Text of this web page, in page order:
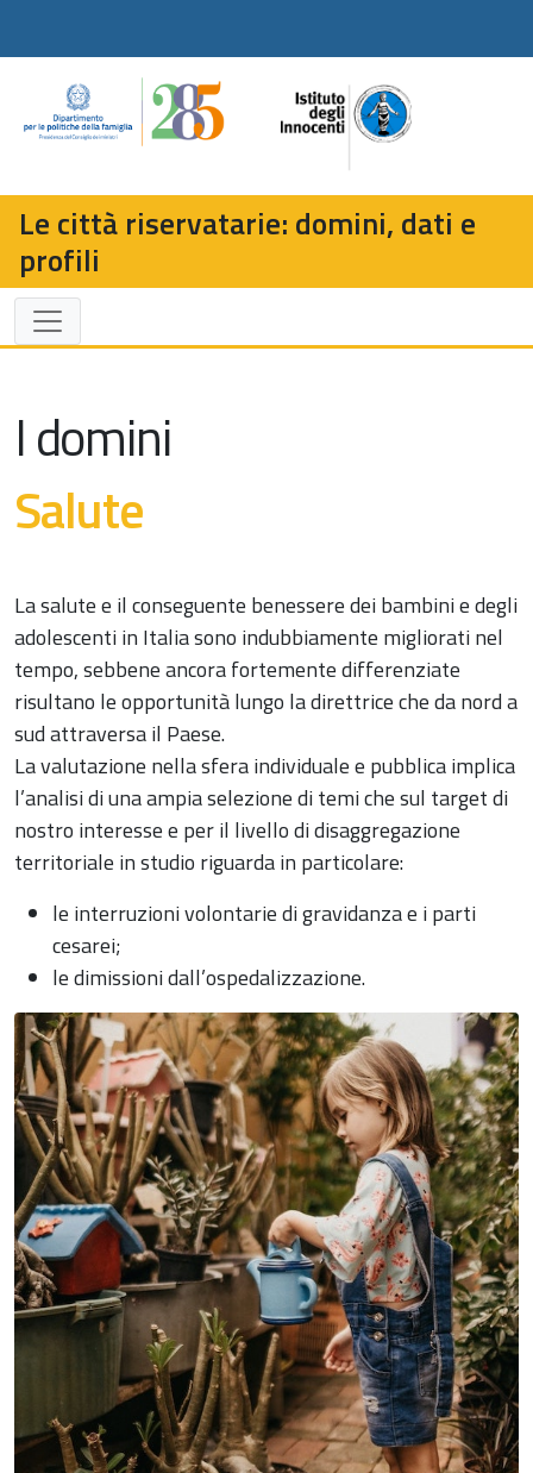
Le città riservatarie: domini, dati e
profili
I domini
Salute
La salute e il conseguente benessere dei bambini e degli
adolescenti in Italia sono indubbiamente migliorati nel
tempo, sebbene ancora fortemente differenziate
risultano le opportunità lungo la direttrice che da nord a
sud attraversa il Paese.
La valutazione nella sfera individuale e pubblica implica
l’analisi di una ampia selezione di temi che sul target di
nostro interesse e per il livello di disaggregazione
territoriale in studio riguarda in particolare:
le interruzioni volontarie di gravidanza e i parti
cesarei;
le dimissioni dall’ospedalizzazione.